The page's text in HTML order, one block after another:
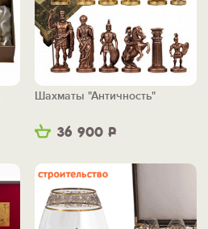
36 900 Р
Шахматы "Античность"